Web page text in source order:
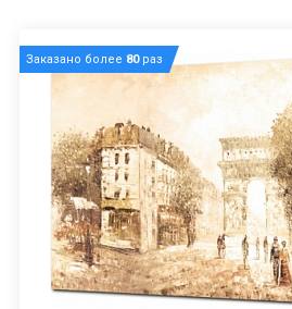
Заказано более 80раз